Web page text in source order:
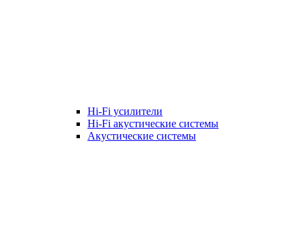
Hi-Fi усилители
Hi-Fi акустические системы
Акустические системы